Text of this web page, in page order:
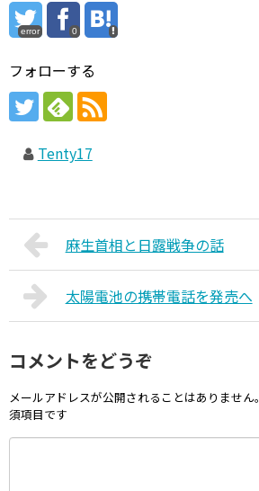
error 0
フォローする
Tenty17
麻生首相と日露戦争の話
太陽電池の携帯電話を発売へ
コメントをどうぞ
メールアドレスが公開されることはありません。
須項目です